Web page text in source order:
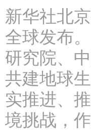
新华社北
全球发布
研究院、
共建地球
实推进、
境挑战，